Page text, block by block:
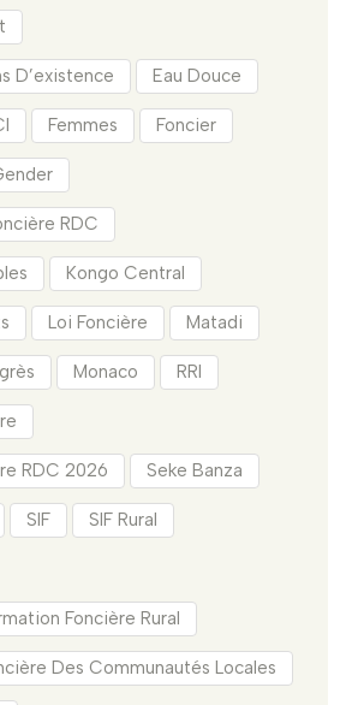
D’existence Eau Douce
Femmes Foncier
RDC
Kongo Central
Loi Foncière Matadi
Monaco RRI
RDC 2026 Seke Banza
SIF SIF Rural
Foncière Rural
Des Communautés Locales